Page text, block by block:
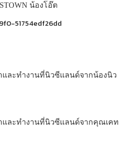
น้องโอ๊ต
และทำงานที่นิวซีแลนด์จากน้องนิว
และทำงานที่นิวซีแลนด์จากคุณเคท